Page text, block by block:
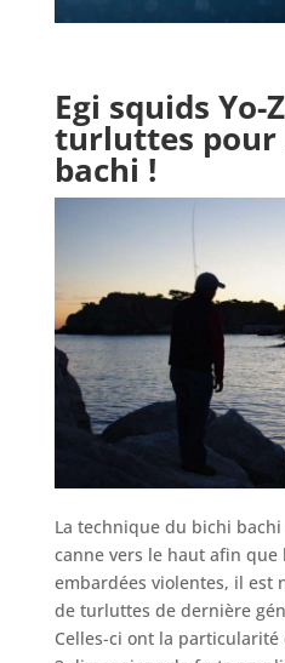
Egi squids Yo-
turluttes pour
bachi !
La technique du bichi
canne vers le haut afin
embardées violentes, il est
de turluttes de dernière
Celles-ci ont la particularité